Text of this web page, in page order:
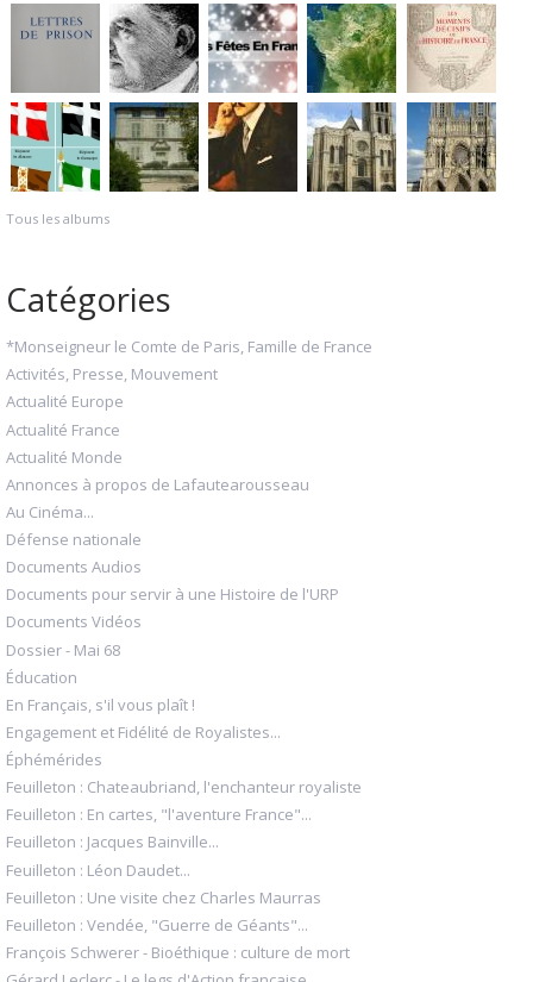
Tous les albums
Catégories
*Monseigneur le Comte de Paris, Famille de France
Activités, Presse, Mouvement
Actualité Europe
Actualité France
Actualité Monde
Annonces à propos de Lafautearousseau
Au Cinéma...
Défense nationale
Documents Audios
Documents pour servir à une Histoire de l'URP
Documents Vidéos
Dossier - Mai 68
Éducation
En Français, s'il vous plaît !
Engagement et Fidélité de Royalistes...
Éphémérides
Feuilleton : Chateaubriand, l'enchanteur royaliste
Feuilleton : En cartes, "l'aventure France"...
Feuilleton : Jacques Bainville...
Feuilleton : Léon Daudet...
Feuilleton : Une visite chez Charles Maurras
Feuilleton : Vendée, "Guerre de Géants"...
François Schwerer - Bioéthique : culture de mort